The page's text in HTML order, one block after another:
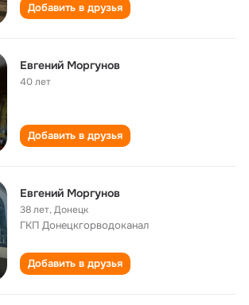
Добавить в друзья
Евгений Моргунов
40 лет
Добавить в друзья
Евгений Моргунов
38 лет,Донецк
ГКП Донецкгорводоканал
Добавить в друзья